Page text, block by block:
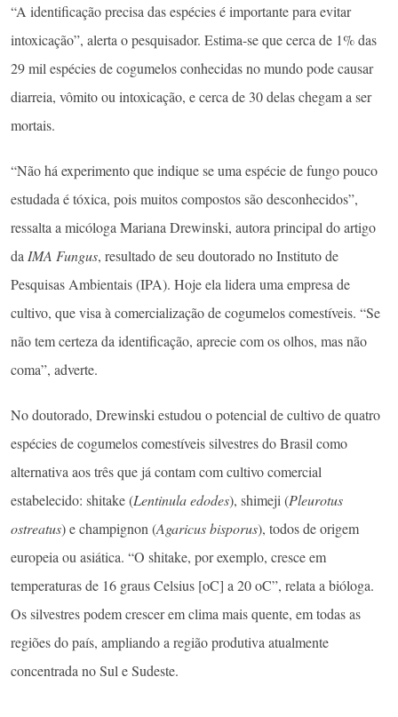
“A identificação precisa das espécies é importante para evitar
intoxicação”, alerta o pesquisador. Estima-se que cerca de 1% das
29 mil espécies de cogumelos conhecidas no mundo pode causar
diarreia, vômito ou intoxicação, e cerca de 30 delas chegam a ser
mortais.
“Não há experimento que indique se uma espécie de fungo pouco
estudada é tóxica, pois muitos compostos são desconhecidos”,
ressalta a micóloga Mariana Drewinski, autora principal do artigo
daIMA Fungus, resultado de seu doutorado no Instituto de
Pesquisas Ambientais (IPA). Hoje ela lidera uma empresa de
cultivo, que visa à comercialização de cogumelos comestíveis. “Se
não tem certeza da identificação, aprecie com os olhos, mas não
coma”, adverte.
No doutorado, Drewinski estudou o potencial de cultivo de quatro
espécies de cogumelos comestíveis silvestres do Brasil como
alternativa aos três que já contam com cultivo comercial
estabelecido: shitake (Lentinula edodes), shimeji (Pleurotus
ostreatus) e champignon (Agaricus bisporus), todos de origem
europeia ou asiática. “O shitake, por exemplo, cresce em
temperaturas de 16 graus Celsius [oC] a 20 oC”, relata a bióloga.
Os silvestres podem crescer em clima mais quente, em todas as
regiões do país, ampliando a região produtiva atualmente
concentrada no Sul e Sudeste.